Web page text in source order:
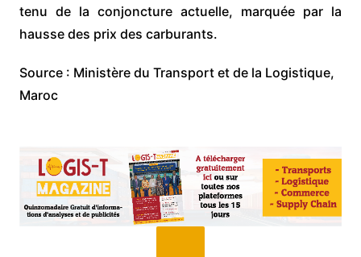
tenu de la conjoncture actuelle, marquée par la
hausse des prix des carburants.​
Source : Ministère du Transport et de la Logistique,
Maroc